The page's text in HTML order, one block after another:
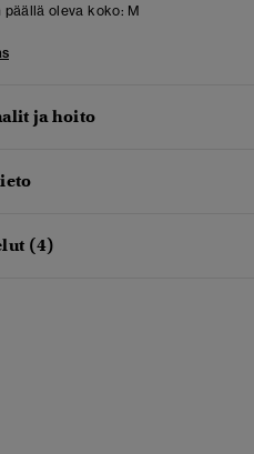
päällä oleva koko: M
ja hoito
(4)